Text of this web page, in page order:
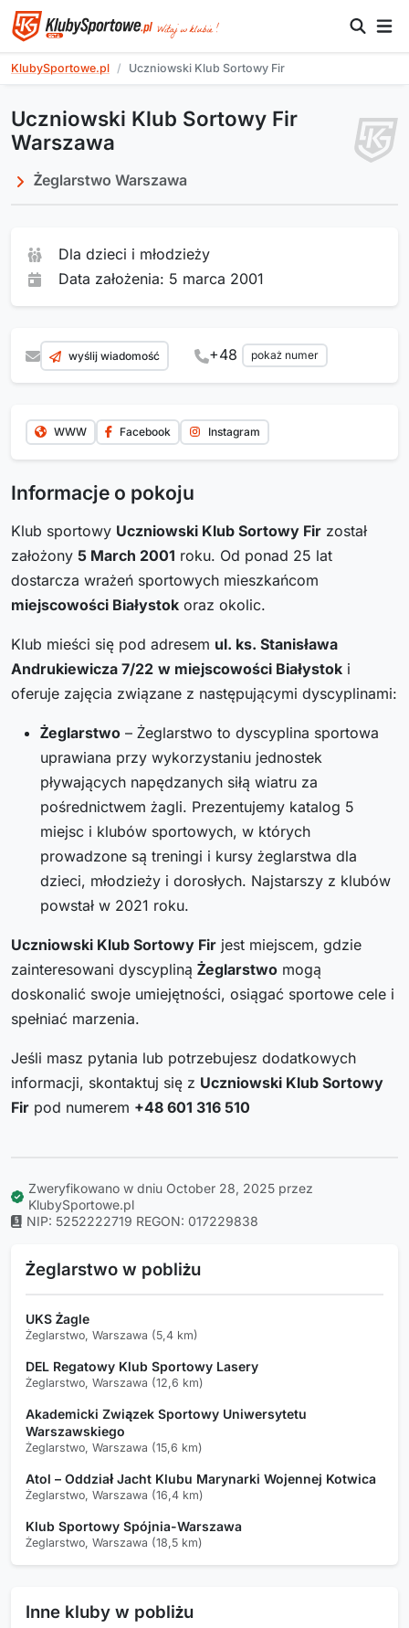
KlubySportowe.pl Uczniowski Klub Sortowy Fir
Uczniowski Klub Sortowy Fir
Warszawa
Żeglarstwo Warszawa
Dla dzieci i młodzieży
Data założenia: 5 marca 2001
wyślij wiadomość +48 pokaż numer
WWW Facebook Instagram
Informacje o pokoju
Klub sportowy Uczniowski Klub Sortowy Fir został
założony 5 March 2001 roku. Od ponad 25 lat
dostarcza wrażeń sportowych mieszkańcom
miejscowości Białystok oraz okolic.
Klub mieści się pod adresem ul. ks. Stanisława
Andrukiewicza 7/22 w miejscowości Białystok i
oferuje zajęcia związane z następującymi dyscyplinami:
Żeglarstwo – Żeglarstwo to dyscyplina sportowa
uprawiana przy wykorzystaniu jednostek
pływających napędzanych siłą wiatru za
pośrednictwem żagli. Prezentujemy katalog 5
miejsc i klubów sportowych, w których
prowadzone są treningi i kursy żeglarstwa dla
dzieci, młodzieży i dorosłych. Najstarszy z klubów
powstał w 2021 roku.
Uczniowski Klub Sortowy Fir jest miejscem, gdzie
zainteresowani dyscypliną Żeglarstwo mogą
doskonalić swoje umiejętności, osiągać sportowe cele i
spełniać marzenia.
Jeśli masz pytania lub potrzebujesz dodatkowych
informacji, skontaktuj się z Uczniowski Klub Sortowy
Fir pod numerem +48 601 316 510
Zweryfikowano w dniu October 28, 2025 przez
KlubySportowe.pl
NIP: 5252222719 REGON: 017229838
Żeglarstwo w pobliżu
UKS Żagle
Żeglarstwo, Warszawa (5,4 km)
DEL Regatowy Klub Sportowy Lasery
Żeglarstwo, Warszawa (12,6 km)
Akademicki Związek Sportowy Uniwersytetu
Warszawskiego
Żeglarstwo, Warszawa (15,6 km)
Atol – Oddział Jacht Klubu Marynarki Wojennej Kotwica
Żeglarstwo, Warszawa (16,4 km)
Klub Sportowy Spójnia-Warszawa
Żeglarstwo, Warszawa (18,5 km)
Inne kluby w pobliżu